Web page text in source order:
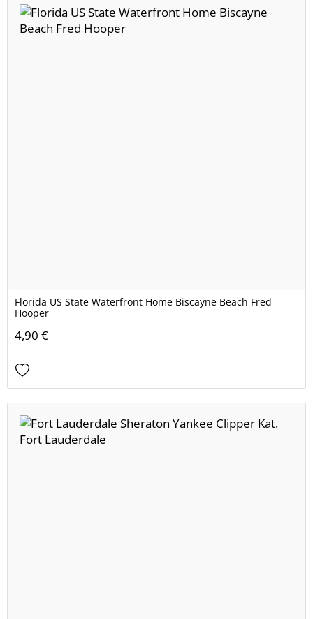
Florida US State Waterfront Home Biscayne Beach Fred
Hooper
4,90 €